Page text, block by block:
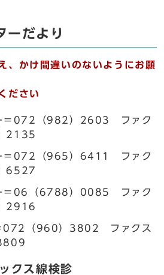
ーだより
、かけ間違いのないようにお願
ださい
＝072（982）2603 ファク
2135
＝072（965）6411 ファク
6527
＝06（6788）0085 ファク
2916
072（960）3802 ファクス
クス線検診